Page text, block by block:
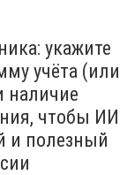
укажите
учёта (или
наличие
чтобы ИИ
и полезный